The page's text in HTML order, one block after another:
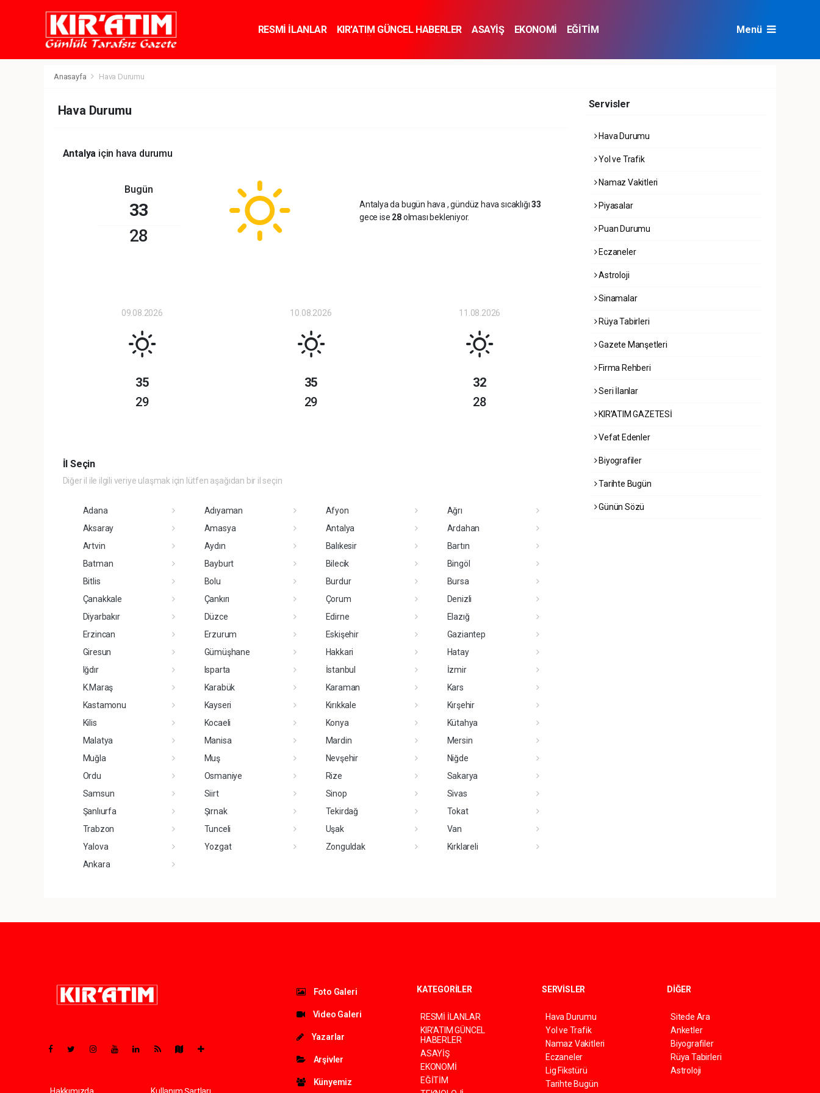
RESMİ İLANLAR KIR'ATIM GÜNCEL HABERLER ASAYİŞ EKONOMİ
EĞİTİM
Menü
Anasayfa Hava Durumu
Hava Durumu
Antalya için hava durumu
Bugün
33
28
Antalya da bugün hava , gündüz hava sıcaklığı33
gece ise 28olması bekleniyor.
09.08.2026
35
29
10.08.2026
35
29
11.08.2026
32
28
İl Seçin
Diğer il ile ilgili veriye ulaşmak için lütfen aşağıdan bir il seçin
Adana Adıyaman Afyon
Ağrı
Aksaray
Amasya Antalya
Ardahan
Artvin
Aydın Balıkesir
Bartın
Batman
Bayburt Bilecik
Bingöl
Bitlis
Bolu Burdur
Bursa
Çanakkale
Çankırı Çorum
Denizli
Diyarbakır
Düzce Edirne
Elazığ
Erzincan
Erzurum Eskişehir
Gaziantep
Giresun
Gümüşhane Hakkari
Hatay
Iğdır
Isparta İstanbul
İzmir
K.Maraş
Karabük Karaman
Kars
Kastamonu
Kayseri Kırıkkale
Kırşehir
Kilis
Kocaeli Konya
Kütahya
Malatya
Manisa Mardin
Mersin
Muğla
Muş Nevşehir
Niğde
Ordu
Osmaniye Rize
Sakarya
Samsun
Siirt Sinop
Sivas
Şanlıurfa
Şırnak Tekirdağ
Tokat
Trabzon
Tunceli Uşak
Van
Yalova
Yozgat Zonguldak
Kırklareli
Ankara
Servisler
Hava Durumu
Yol ve Trafik
Namaz Vakitleri
Piyasalar
Puan Durumu
Eczaneler
Astroloji
Sinamalar
Rüya Tabirleri
Gazete Manşetleri
Firma Rehberi
Seri İlanlar
KIR'ATIM GAZETESİ
Vefat Edenler
Biyografiler
Tarihte Bugün
Günün Sözü
Hakkımızda Kullanım Şartları
Foto Galeri
Video Galeri
Yazarlar
Arşivler
Künyemiz
KATEGORİLER
RESMİ İLANLAR
KIR'ATIM GÜNCEL
HABERLER
ASAYİŞ
EKONOMİ
EĞİTİM
SERVİSLER
Hava Durumu
Yol ve Trafik
Namaz Vakitleri
Eczaneler
Lig Fikstürü
Tarihte Bugün
DİĞER
Sitede Ara
Anketler
Biyografiler
Rüya Tabirleri
Astroloji